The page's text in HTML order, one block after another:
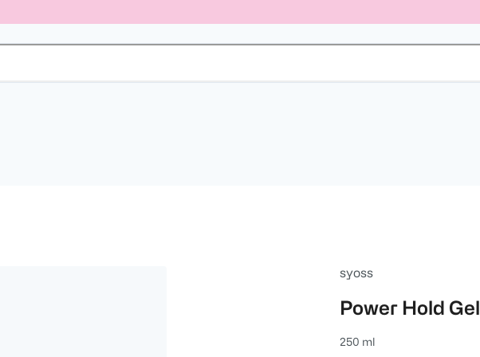
syoss
Power Hold Gel
250 ml